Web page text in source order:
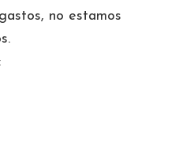
no estamos